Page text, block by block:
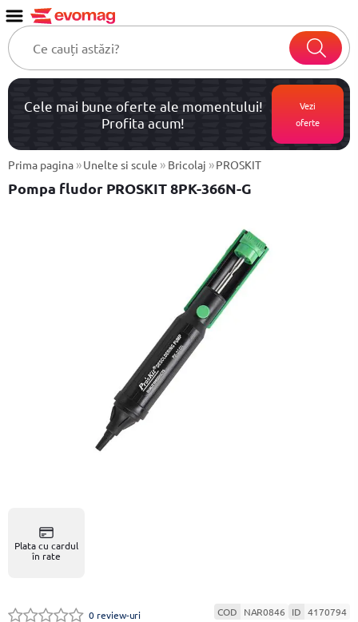
Cele mai bune oferte ale momentului!
Profita acum!
Vezi
oferte
Prima pagina »Unelte si scule » Bricolaj »PROSKIT
Pompa fludor PROSKIT 8PK-366N-G
Plata cu cardul
în rate
0 review-uri COD NAR0846 ID 4170794